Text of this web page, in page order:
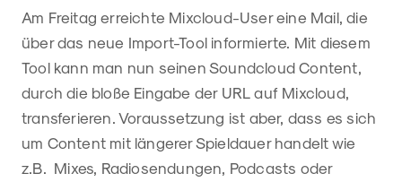
Am Freitag erreichte Mixcloud-User eine Mail, die
über das neue Import-Tool informierte. Mit diesem
Tool kann man nun seinen Soundcloud Content,
durch die bloße Eingabe der URL auf Mixcloud,
transferieren. Voraussetzung ist aber, dass es sich
um Content mit längerer Spieldauer handelt wie
z.B. Mixes, Radiosendungen, Podcasts oder